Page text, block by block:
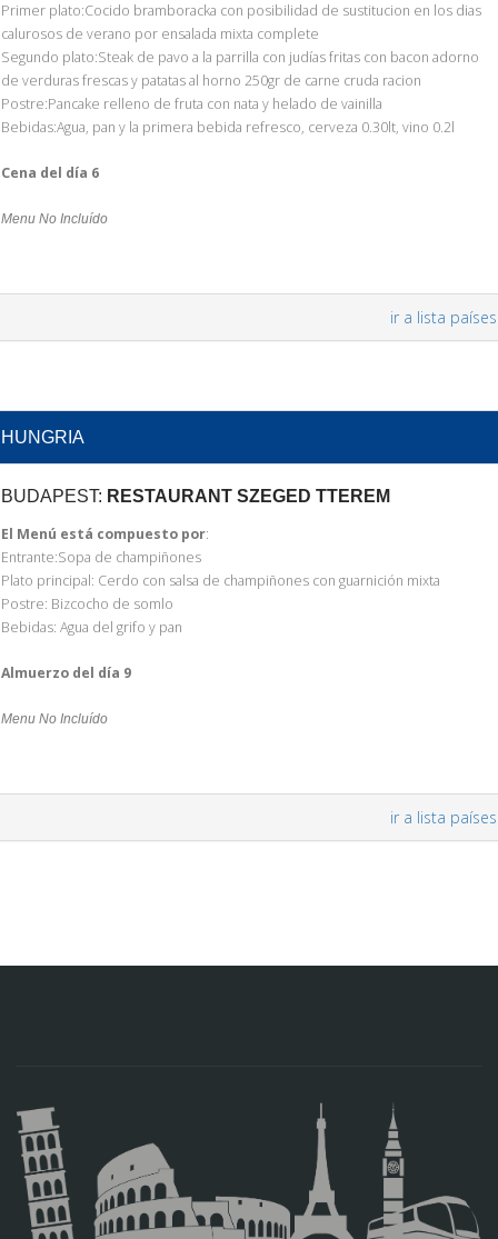
Primer plato:Cocido bramboracka con posibilidad de sustitucion en los dias
calurosos de verano por ensalada mixta complete
Segundo plato:Steak de pavo a la parrilla con judías fritas con bacon adorno
de verduras frescas y patatas al horno 250gr de carne cruda racion
Postre:Pancake relleno de fruta con nata y helado de vainilla
Bebidas:Agua, pan y la primera bebida refresco, cerveza 0.30lt, vino 0.2l
Cena del día 6
Menu No Incluído
ir a lista países
HUNGRIA
BUDAPEST: RESTAURANT SZEGED TTEREM
El Menú está compuesto por:
Entrante:Sopa de champiñones
Plato principal: Cerdo con salsa de champiñones con guarnición mixta
Postre: Bizcocho de somlo
Bebidas: Agua del grifo y pan
Almuerzo del día 9
Menu No Incluído
ir a lista países